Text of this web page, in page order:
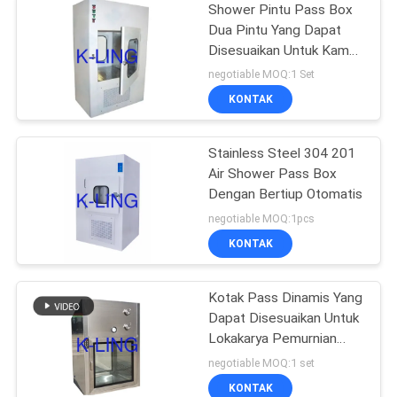
filter Fan unit
Lemari Aliran
Laminar
92
Shower Pintu Pass Box
Dua Pintu Yang Dapat
Disesuaikan Untuk Kamar
Bersih Industri
negotiable MOQ:1 Set
KONTAK
Stainless Steel 304 201
Air Shower Pass Box
Dengan Bertiup Otomatis
negotiable MOQ:1pcs
KONTAK
Kotak Pass Dinamis Yang
Dapat Disesuaikan Untuk
Lokakarya Pemurnian
Kamar Bersih
negotiable MOQ:1 set
KONTAK